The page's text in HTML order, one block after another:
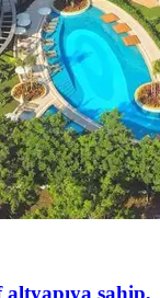
altyapıya sahip,